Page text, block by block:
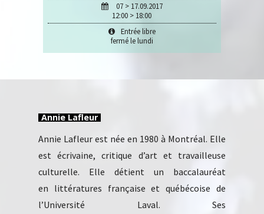
07 > 17.09.2017
12:00 > 18:00
Entrée libre
fermé le lundi
Annie Lafleur
Annie Lafleur est née en 1980 à Montréal. Elle
est écrivaine, critique d’art et travailleuse
culturelle. Elle détient un baccalauréat
en littératures française et québécoise de
l’Université Laval. Ses